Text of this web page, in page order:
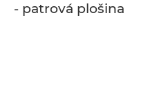
- patrová plošina